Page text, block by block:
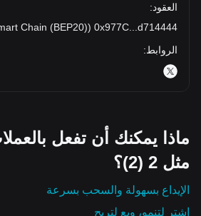
العقود:
0x977C
d714444
(
Chain (BEP20)
الروابط:
ماذا يمكنك أن تفعل
مثل 2 (2)؟
الإيداع بسهولة والسحب بسرعة
اشترِ لتنمو، وبع لتربح